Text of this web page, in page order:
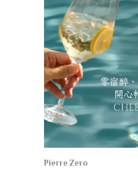
Pierre Zero